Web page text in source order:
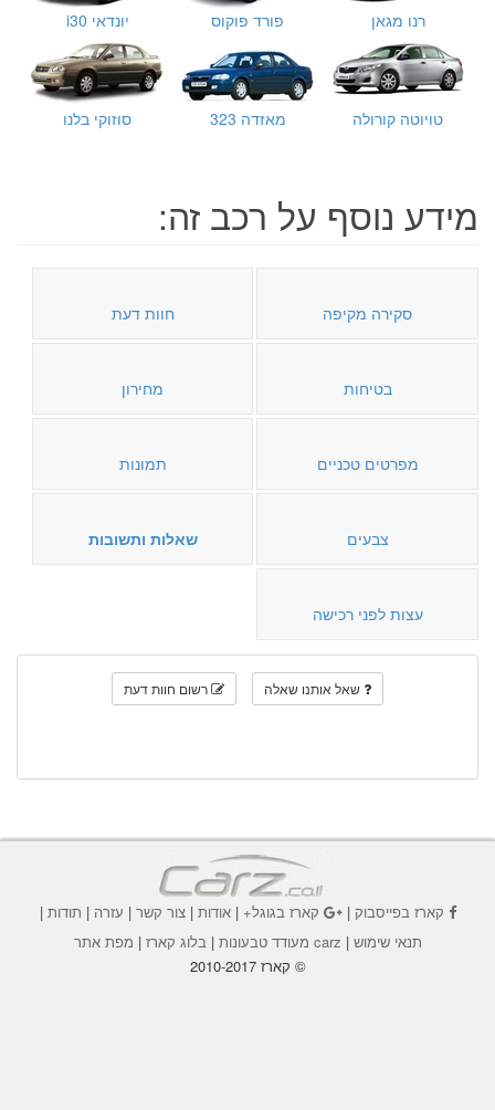
רנו מגאן פורד פוקוס יונדאי i30
טויוטה קורולה מאזדה 323 סוזוקי בלנו
מידע נוסף על רכב זה:
סקירה מקיפה חוות דעת
בטיחות מחירון
מפרטים טכניים תמונות
צבעים שאלות ותשובות
עצות לפני רכישה
שאל אותנו שאלה רשום חוות דעת
קארז בפייסבוק| קארז בגוגל+|אודות |צור קשר | עזרה | תודות |
תנאי שימוש | carz מעודד טבעונות |בלוג קארז | מפת אתר
© קארז 2010-2017